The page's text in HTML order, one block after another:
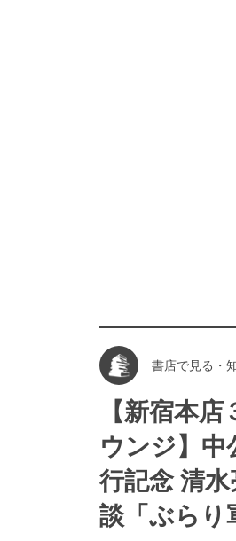
書店で見る・
【新宿本
ウンジ】中
行記念 清
談「ぶらり